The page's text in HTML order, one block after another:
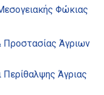
Φώκιας
Προστασίας Άγριων
Άγριας